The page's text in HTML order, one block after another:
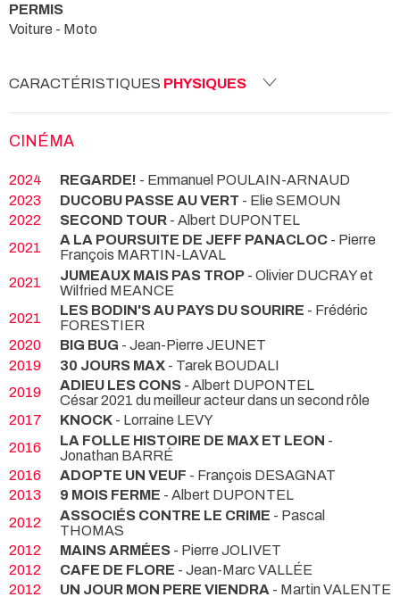
PERMIS
Voiture - Moto
CARACTÉRISTIQUES PHYSIQUES
CINÉMA
2024 REGARDE! - Emmanuel POULAIN-ARNAUD
2023
DUCOBU PASSE AU VERT - Elie SEMOUN
2022
SECOND TOUR - Albert DUPONTEL
2021
A LA POURSUITE DE JEFF PANACLOC - Pierre
François MARTIN-LAVAL
2021
JUMEAUX MAIS PAS TROP - Olivier DUCRAY et
Wilfried MEANCE
2021
LES BODIN'S AU PAYS DU SOURIRE - Frédéric
FORESTIER
2020
BIG BUG - Jean-Pierre JEUNET
2019
30 JOURS MAX - Tarek BOUDALI
2019
ADIEU LES CONS - Albert DUPONTEL
César 2021 du meilleur acteur dans un second rôle
2017
KNOCK - Lorraine LEVY
2016
LA FOLLE HISTOIRE DE MAX ET LEON -
Jonathan BARRÉ
2016
ADOPTE UN VEUF - François DESAGNAT
2013
9 MOIS FERME - Albert DUPONTEL
2012
ASSOCIÉS CONTRE LE CRIME - Pascal
THOMAS
2012
MAINS ARMÉES - Pierre JOLIVET
2012
CAFE DE FLORE - Jean-Marc VALLÉE
2012
UN JOUR MON PERE VIENDRA - Martin VALENTE